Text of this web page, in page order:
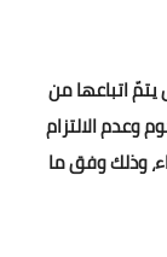
اتباعها من
وعدم الالتزام
وذلك وفق ما